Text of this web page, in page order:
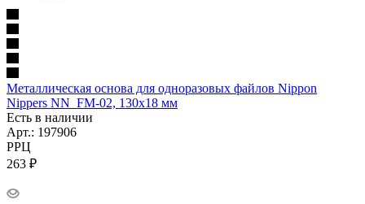
Металлическая основа для одноразовых файлов Nippon
Nippers NN_FM-02, 130х18 мм
Есть в наличии
Арт.: 197906
РРЦ
263 ₽